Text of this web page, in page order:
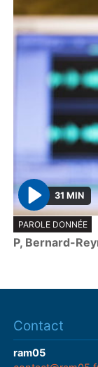
P
l
a
31 MIN
PAROLE DONNÉE
P, Bernard-
Contact
ram05